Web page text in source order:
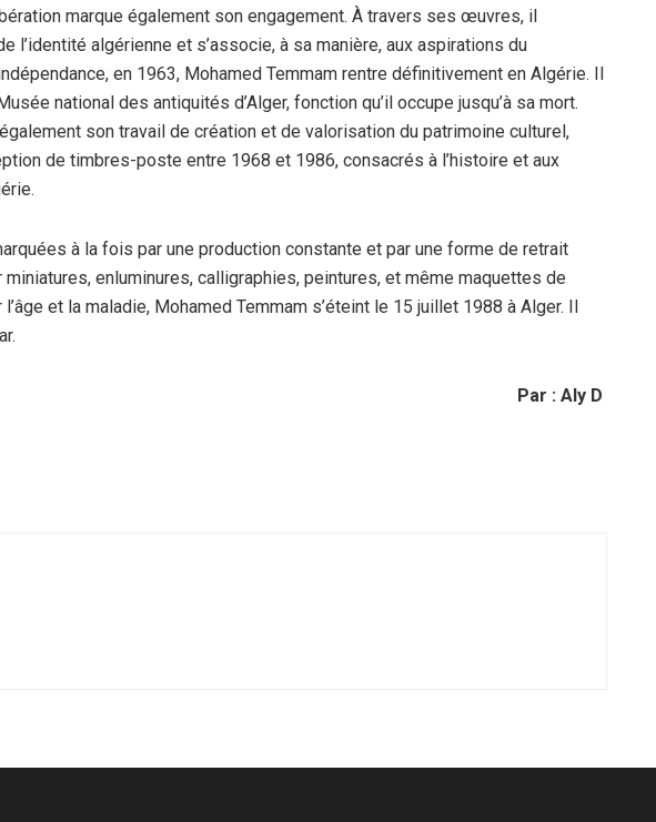
marque également son engagement. À travers ses œuvres, il
l’identité algérienne et s’associe, à sa manière, aux aspirations du
en 1963, Mohamed Temmam rentre définitivement en Algérie. Il
national des antiquités d’Alger, fonction qu’il occupe jusqu’à sa mort.
son travail de création et de valorisation du patrimoine culturel,
de timbres-poste entre 1968 et 1986, consacrés à l’histoire et aux
à la fois par une production constante et par une forme de retrait
enluminures, calligraphies, peintures, et même maquettes de
et la maladie, Mohamed Temmam s’éteint le 15 juillet 1988 à Alger. Il
Par : Aly D